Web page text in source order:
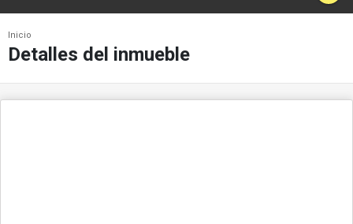
Inicio
Detalles del inmueble